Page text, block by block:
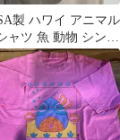
製 ハワイ アニマル
ャツ 魚 動物 シング
テッチ 80s 90s